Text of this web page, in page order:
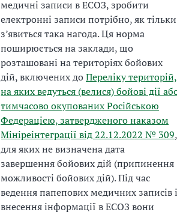
медичні записи в ЕСОЗ, зробити
електронні записи потрібно, як тільки
з’явиться така нагода. Ця норма
поширюється на заклади, що
розташовані на територіях бойових
дій, включених доПереліку територій,
на яких ведуться (велися) бойові дії
тимчасово окупованих Російською
Федерацією, затвердженого наказом
Мініреінтеграції від 22.12.2022 № 309,
для яких не визначена дата
завершення бойових дій (припинення
можливості бойових дій). Під час
ведення папепових медичних записів і
внесення інформації в ЕСОЗ вони